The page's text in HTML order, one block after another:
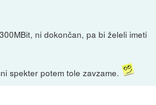
ni dokončan, pa bi želeli imeti
spekter potem tole zavzame.